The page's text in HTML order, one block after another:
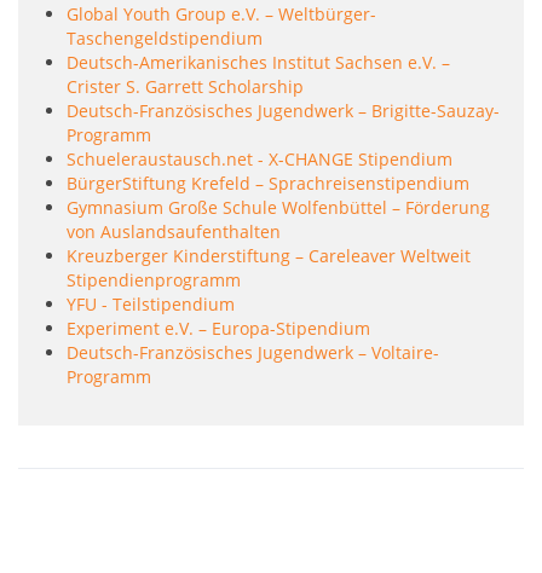
Global Youth Group e.V. – Weltbürger-
Taschengeldstipendium
Deutsch-Amerikanisches Institut Sachsen e.V. –
Crister S. Garrett Scholarship
Deutsch-Französisches Jugendwerk – Brigitte-Sauzay-
Programm
Schueleraustausch.net - X-CHANGE Stipendium
BürgerStiftung Krefeld – Sprachreisenstipendium
Gymnasium Große Schule Wolfenbüttel – Förderung
von Auslandsaufenthalten
Kreuzberger Kinderstiftung – Careleaver Weltweit
Stipendienprogramm
YFU - Teilstipendium
Experiment e.V. – Europa-Stipendium
Deutsch-Französisches Jugendwerk – Voltaire-
Programm